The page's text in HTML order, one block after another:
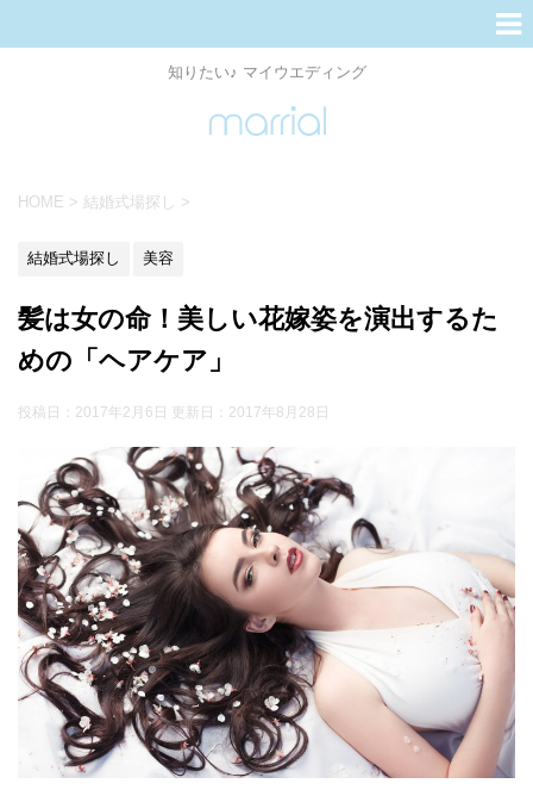
知りたい♪ マイウエディング
HOME > 結婚式場探し >
結婚式場探し 美容
髪は女の命！美しい花嫁姿を演出するた
めの「ヘアケア」
投稿日：2017年2月6日 更新日： 2017年8月28日